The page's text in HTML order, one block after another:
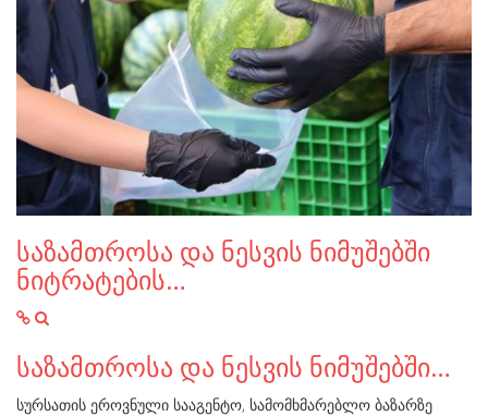
საზამთროსა და ნესვის ნიმუშებში
ნიტრატების…
საზამთროსა და ნესვის ნიმუშებში…
სურსათის ეროვნული სააგენტო, სამომხმარებლო ბაზარზე